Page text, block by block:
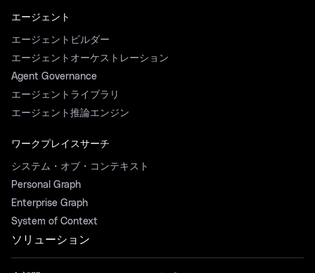
エージェント
エージェントビルダー
エージェントオーケストレーション
Agent Governance
エージェントライブラリ
エージェント推論エンジン
ワークプレイスサーチ
システム・オブ・コンテキスト
Personal Graph
Enterprise Graph
System of Context
ソリューション